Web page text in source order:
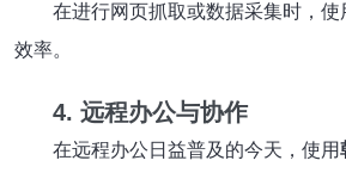
在进行网页抓取或数据采集时，使
效率。
4. 远程办公与协作
在远程办公日益普及的今天，使用